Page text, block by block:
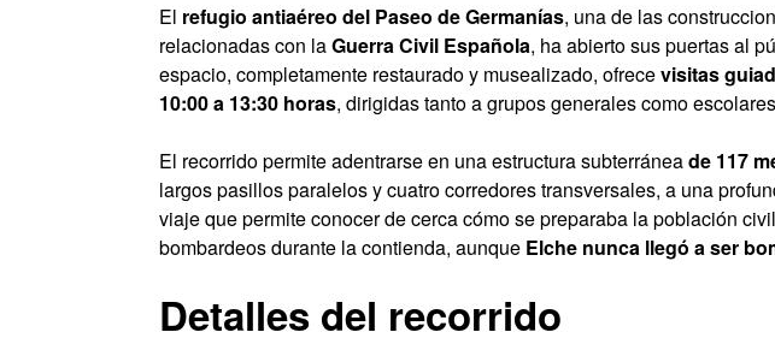
El refugio antiaéreo del Paseo de Germanías, una de las
relacionadas con laGuerra Civil Española, ha abierto sus puertas al
espacio, completamente restaurado y musealizado, ofrecevisitas
10:00 a 13:30 horas, dirigidas tanto a grupos generales como
El recorrido permite adentrarse en una estructura subterráneade 117
largos pasillos paralelos y cuatro corredores transversales, a una
viaje que permite conocer de cerca cómo se preparaba la población
bombardeos durante la contienda, aunque Elche nunca llegó a ser
Detalles del recorrido